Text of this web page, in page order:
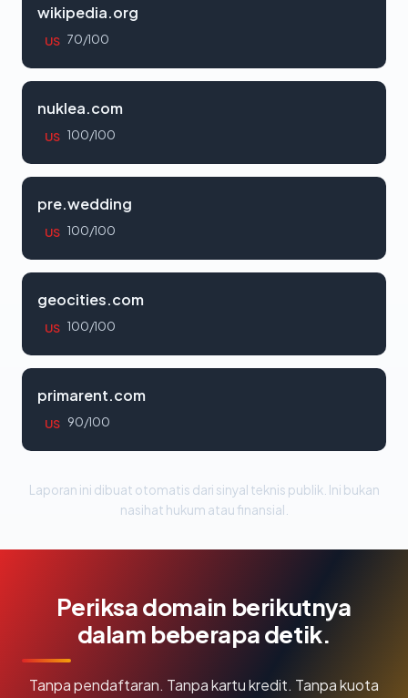
wikipedia.org
US 70/100
nuklea.com
US 100/100
pre.wedding
US 100/100
geocities.com
US 100/100
primarent.com
US 90/100
Laporan ini dibuat otomatis dari sinyal teknis publik. Ini bukan
nasihat hukum atau finansial.
Periksa domain berikutnya
dalam beberapa detik.
Tanpa pendaftaran. Tanpa kartu kredit. Tanpa kuota